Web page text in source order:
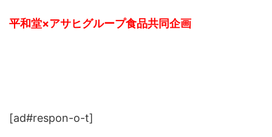
平和堂×アサヒグループ食品共同企画
[ad#respon-o-t]